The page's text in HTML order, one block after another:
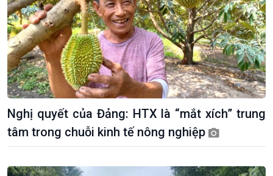
Nghị quyết của Đảng: HTX là “mắt xích” trung
tâm trong chuỗi kinh tế nông nghiệp